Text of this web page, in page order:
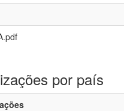
por país